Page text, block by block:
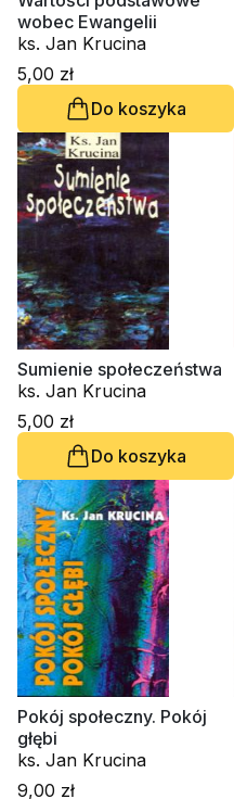
wobec Ewangelii
ks. Jan Krucina
5,00 zł
Do koszyka
Sumienie społeczeństwa
ks. Jan Krucina
5,00 zł
Do koszyka
Pokój społeczny. Pokój
głębi
ks. Jan Krucina
9,00 zł